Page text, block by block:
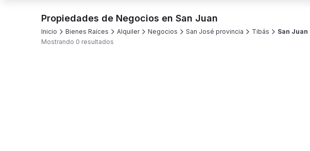
Propiedades de Negocios en San Juan
Inicio Bienes Raíces Alquiler Negocios San José provincia Tibás
San Juan
Mostrando 0 resultados